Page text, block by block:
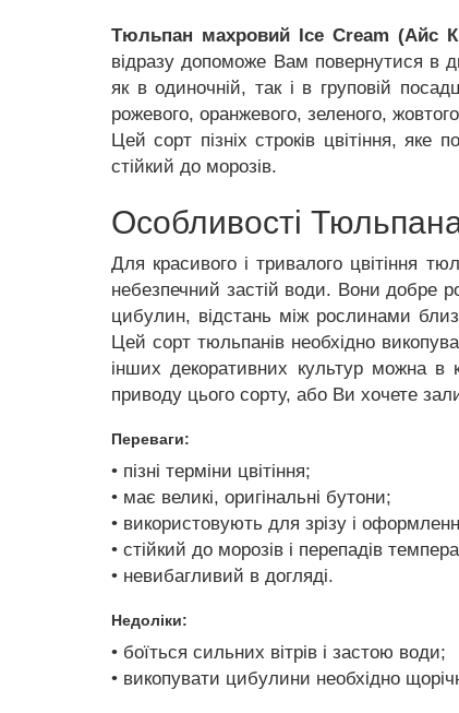
Тюльпан махровий Ice Cream (Айс
відразу допоможе Вам повернутися в
як в одиночній, так і в груповій
рожевого, оранжевого, зеленого,
Цей сорт пізніх строків цвітіння,
стійкий до морозів.
Особливості
Для красивого і тривалого цвітіння
небезпечний застій води. Вони добре
цибулин, відстань між рослинами
Цей сорт тюльпанів необхідно
інших декоративних культур можна в
приводу цього сорту, або Ви хочете
Переваги:
• пізні терміни цвітіння;
• має великі, оригінальні бутони;
• використовують для зрізу і
• стійкий до морозів і перепадів
• невибагливий в догляді.
Недоліки:
• боїться сильних вітрів і застою води;
• викопувати цибулини необхідно